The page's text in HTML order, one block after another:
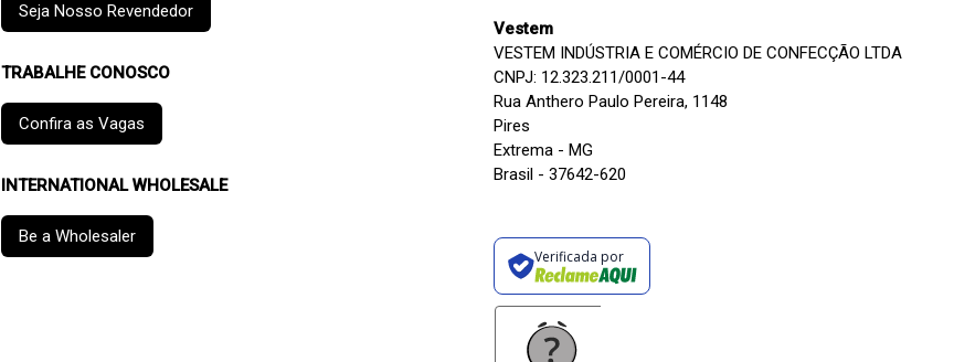
Seja Nosso Revendedor
TRABALHE CONOSCO
Confira as Vagas
INTERNATIONAL WHOLESALE
Be a Wholesaler
Vestem
VESTEM INDÚSTRIA E COMÉRCIO DE CONFECÇÃO LTDA
CNPJ: 12.323.211/0001-44
Rua Anthero Paulo Pereira, 1148
Pires
Extrema - MG
Brasil - 37642-620
Verificada por